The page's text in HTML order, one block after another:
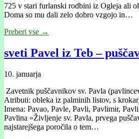
725 v stari furlanski rodbini iz Ogleja ali
Doma so mu dali zelo dobro vzgojo in…
Preberi vse →
sveti Pavel iz Teb –
10. januarja
Zavetnik puščavnikov sv. Pavla
Atributi: obleka iz palminih listov, s
Imena: Pavao, Pavle, Pavli, Pavlimir,
Pavlina »Življenje sv. Pavla, prvega
najstarejšega poročila o tem…